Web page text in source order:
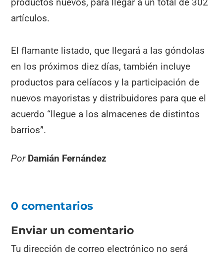
productos nuevos, para llegar a un total de 302
artículos.
El flamante listado, que llegará a las góndolas
en los próximos diez días, también incluye
productos para celíacos y la participación de
nuevos mayoristas y distribuidores para que el
acuerdo “llegue a los almacenes de distintos
barrios”.
Por Damián Fernández
0 comentarios
Enviar un comentario
Tu dirección de correo electrónico no será